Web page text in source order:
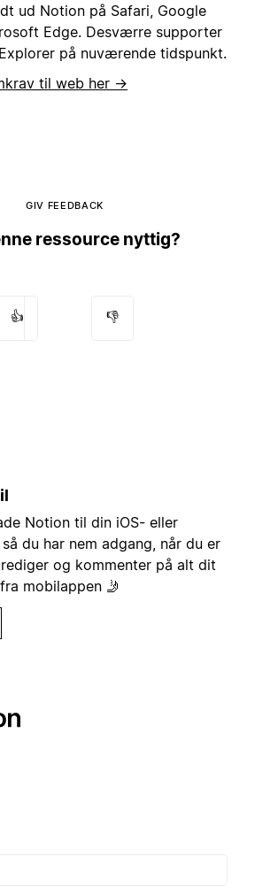
ud Notion på Safari, Google
Edge. Desværre supporter
på nuværende tidspunkt.
til web her →
GIV FEEDBACK
ressource nyttig?
👍 👎
Notion til din iOS- eller
du har nem adgang, når du er
og kommenter på alt dit
mobilappen 🤳